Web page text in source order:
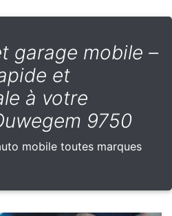
garage mobile –
et
à votre
9750
mobile toutes marques